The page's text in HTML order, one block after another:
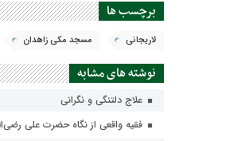
برچسب ها
لاریجانی مسجد مکی زاهدان
نوشته های مشابه
علاج دلتنگی و نگرانی
فقیه واقعی از نگاه حضرت علی